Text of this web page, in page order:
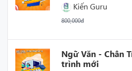
Kiến Guru
800,000đ
Ngữ Văn - Chân
trình mới